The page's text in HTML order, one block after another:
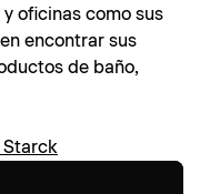
oficinas como sus
encontrar sus
de baño,
Starck